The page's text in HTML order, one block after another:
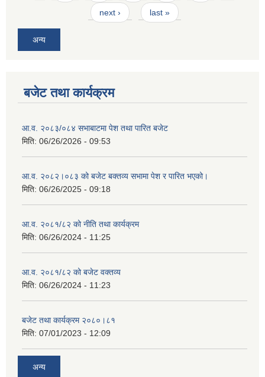
next › last »
अन्य
बजेट तथा कार्यक्रम
आ.व. २०८३/०८४ सभाबाटमा पेश तथा पारित बजेट
मिति: 06/26/2026 - 09:53
आ‍.व. २०८२।०८३ को बजेट बक्तव्य सभामा पेश र पारित भएको।
मिति: 06/26/2025 - 09:18
आ.व. २०८१/८२ को नीति तथा कार्यक्रम
मिति: 06/26/2024 - 11:25
आ.व. २०८१/८२ को बजेट वक्तव्य
मिति: 06/26/2024 - 11:23
बजेट तथा कार्यक्रम २०८०।८१
मिति: 07/01/2023 - 12:09
अन्य